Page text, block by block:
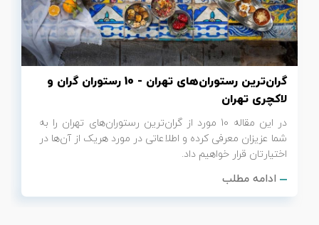
گران‌ترین رستوران‌های تهران - 10 رستوران گران و
لاکچری تهران
در این مقاله 10 مورد از گران‌ترین رستوران‌های تهران را به
شما عزیزان معرفی کرده و اطلاعاتی در مورد هریک از آن‌ها در
اختیارتان قرار خواهیم داد.
ادامه مطلب
تور سوباتان
تور چابهار
تور مرداب هسل
تور کاشان